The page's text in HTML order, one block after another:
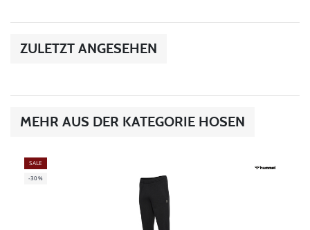
ZULETZT ANGESEHEN
MEHR AUS DER KATEGORIE HOSEN
SALE
-30%